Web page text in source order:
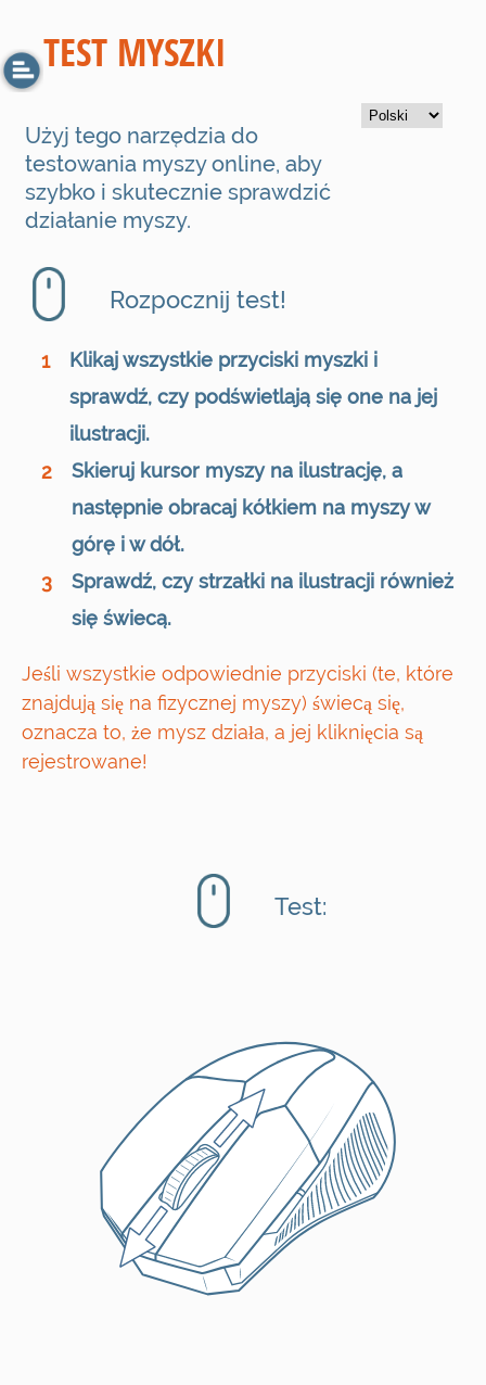
TEST MYSZKI
Użyj tego narzędzia do
testowania myszy online, aby
szybko i skutecznie sprawdzić
działanie myszy.
Rozpocznij test!
1
Klikaj wszystkie przyciski myszki i
sprawdź, czy podświetlają się one na jej
ilustracji.
2
Skieruj kursor myszy na ilustrację, a
następnie obracaj kółkiem na myszy w
górę i w dół.
3
Sprawdź, czy strzałki na ilustracji również
się świecą.
Jeśli wszystkie odpowiednie przyciski (te, które
znajdują się na fizycznej myszy) świecą się,
oznacza to, że mysz działa, a jej kliknięcia są
rejestrowane!
Test: